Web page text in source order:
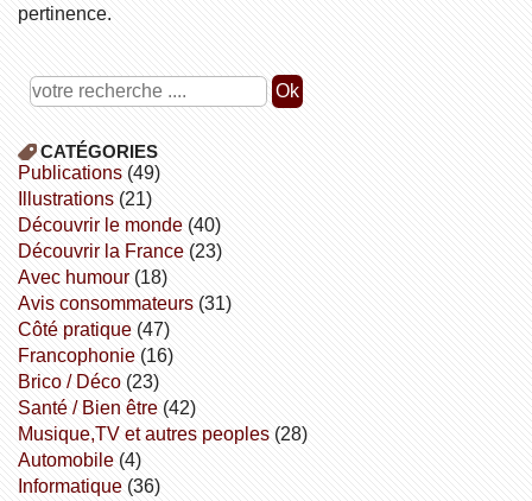
pertinence.
CATÉGORIES
publications(49)
illustrations(21)
découvrir le monde(40)
découvrir la France(23)
avec humour(18)
avis consommateurs(31)
côté pratique(47)
Francophonie(16)
Brico / Déco(23)
Santé / Bien être(42)
Musique,TV et autres peoples(28)
Automobile(4)
informatique(36)